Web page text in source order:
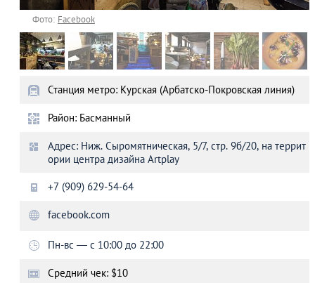
Фото: Facebook
Станция метро: Курская (Арбатско-Покровская линия)
Район: Басманный
Адрес: Ниж. Сыромятническая, 5/7, стр. 9б/20, на террит
ории центра дизайна Artplay
+7 (909) 629-54-64
facebook.com
Пн-вс — с 10:00 до 22:00
Средний чек: $10